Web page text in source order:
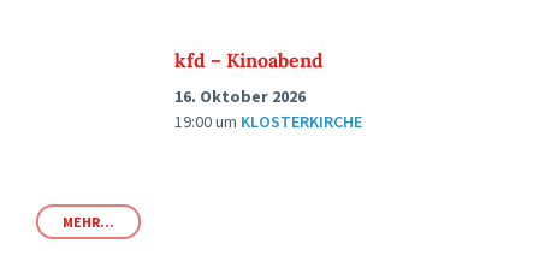
kfd – Kinoabend
16. Oktober 2026
19:00um KLOSTERKIRCHE
MEHR...